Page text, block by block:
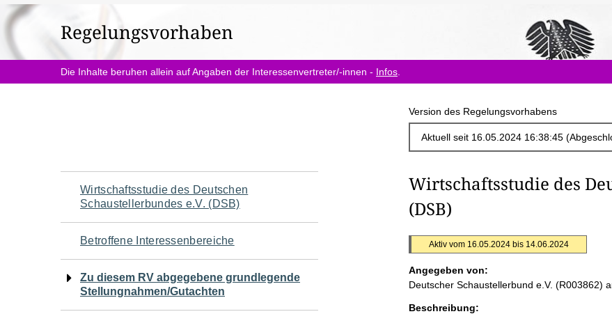
befinden
sich
hier:
Regelungsvorhaben
Die Inhalte beruhen allein auf Angaben der Interessenvertreter/-innen - Infos
Version des Regelungsvorhabens
Navigation
für
den
Seiteninhalt
Wirtschaftsstudie des Deutschen
Schaustellerbundes e.V. (DSB)
Betroffene Interessenbereiche
Zu diesem RV abgegebene grundlegende
Stellungnahmen/Gutachten
Wirtschaftsstudie des
(DSB)
Aktiv vom 16.05.2024 bis 14.06.2024
Angegeben von:
Deutscher Schaustellerbund e.V. (R003862)
Beschreibung: